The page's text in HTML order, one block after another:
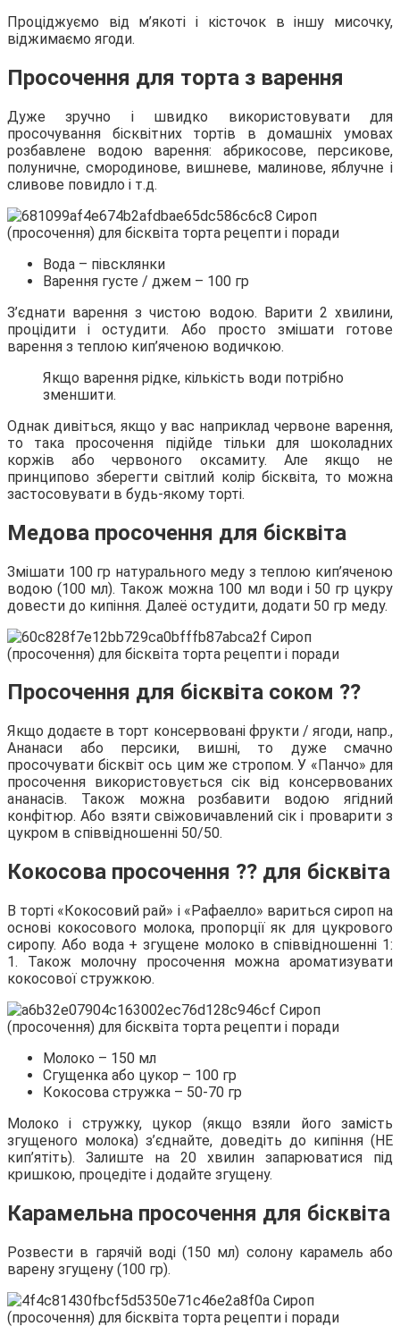
Проціджуємо від м’якоті і кісточок в іншу мисочку,
віджимаємо ягоди.
Просочення для торта з варення
Дуже зручно і швидко використовувати для
просочування бісквітних тортів в домашніх умовах
розбавлене водою варення: абрикосове, персикове,
полуничне, смородинове, вишневе, малинове, яблучне і
сливове повидло і т.д.
Вода – півсклянки
Варення густе / джем – 100 гр
З’єднати варення з чистою водою. Варити 2 хвилини,
процідити і остудити. Або просто змішати готове
варення з теплою кип’яченою водичкою.
Якщо варення рідке, кількість води потрібно
зменшити.
Однак дивіться, якщо у вас наприклад червоне варення,
то така просочення підійде тільки для шоколадних
коржів або червоного оксамиту. Але якщо не
принципово зберегти світлий колір бісквіта, то можна
застосовувати в будь-якому торті.
Медова просочення для бісквіта
Змішати 100 гр натурального меду з теплою кип’яченою
водою (100 мл). Також можна 100 мл води і 50 гр цукру
довести до кипіння. Далеё остудити, додати 50 гр меду.
Просочення для бісквіта соком ⁇
Якщо додаєте в торт консервовані фрукти / ягоди, напр.,
Ананаси або персики, вишні, то дуже смачно
просочувати бісквіт ось цим же стропом. У «Панчо» для
просочення використовується сік від консервованих
ананасів. Також можна розбавити водою ягідний
конфітюр. Або взяти свіжовичавлений сік і проварити з
цукром в співвідношенні 50/50.
Кокосова просочення ⁇ для бісквіта
В торті «Кокосовий рай» і «Рафаелло» вариться сироп на
основі кокосового молока, пропорції як для цукрового
сиропу. Або вода + згущене молоко в співвідношенні 1:
1. Також молочну просочення можна ароматизувати
кокосової стружкою.
Молоко – 150 мл
Сгущенка або цукор – 100 гр
Кокосова стружка – 50-70 гр
Молоко і стружку, цукор (якщо взяли його замість
згущеного молока) з’єднайте, доведіть до кипіння (НЕ
кип’ятіть). Залиште на 20 хвилин запарюватися під
кришкою, процедіте і додайте згущену.
Карамельна просочення для бісквіта
Розвести в гарячій воді (150 мл) солону карамель або
варену згущену (100 гр).